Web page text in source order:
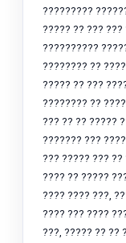
?????????
????? ?? ???
??????????
???????? ??
????? ?? ???
???????? ??
??? ?? ?? ?????
??????? ???
??? ????? ???
???? ?? ?????
???? ???? ???,
???? ??? ????
???, ????? ?? ??